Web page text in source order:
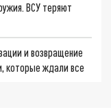
ВСУ теряют
и возвращение
которые ждали все